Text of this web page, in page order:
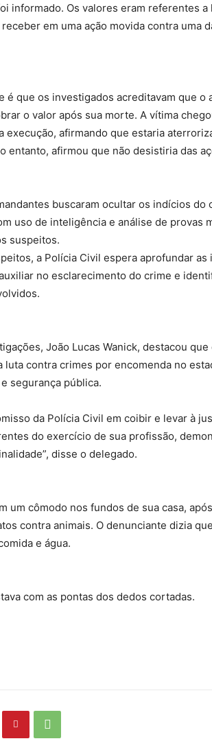
informado. Os valores eram referentes a
em uma ação movida contra uma
é que os investigados acreditavam que o
o valor após sua morte. A vítima
execução, afirmando que estaria
entanto, afirmou que não desistiria das
buscaram ocultar os indícios do
uso de inteligência e análise de provas
suspeitos.
a Polícia Civil espera aprofundar as
no esclarecimento do crime e
João Lucas Wanick, destacou que
contra crimes por encomenda no
segurança pública.
da Polícia Civil em coibir e levar à
do exercício de sua profissão,
disse o delegado.
um cômodo nos fundos de sua casa,
contra animais. O denunciante dizia
e água.
com as pontas dos dedos cortadas.